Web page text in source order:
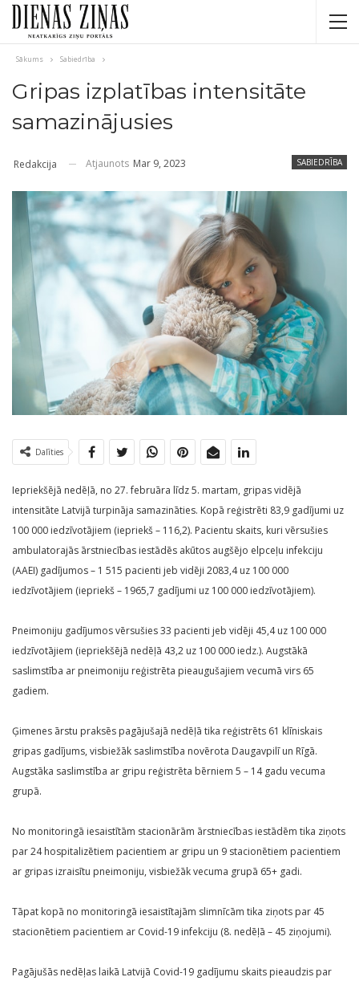
Sākums Sabiedrība
Gripas izplatības intensitāte
samazinājusies
SABIEDRĪBA
Redakcija Atjaunots Mar 9, 2023
Dalīties
Iepriekšējā nedēļā, no 27. februāra līdz 5. martam, gripas vidējā
intensitāte Latvijā turpināja samazināties. Kopā reģistrēti 83,9 gadījumi uz
100 000 iedzīvotājiem (iepriekš – 116,2). Pacientu skaits, kuri vērsušies
ambulatorajās ārstniecības iestādēs akūtos augšējo elpceļu infekciju
(AAEI) gadījumos – 1 515 pacienti jeb vidēji 2083,4 uz 100 000
iedzīvotājiem (iepriekš – 1965,7 gadījumi uz 100 000 iedzīvotājiem).
Pneimoniju gadījumos vērsušies 33 pacienti jeb vidēji 45,4 uz 100 000
iedzīvotājiem (iepriekšējā nedēļā 43,2 uz 100 000 iedz.). Augstākā
saslimstība ar pneimoniju reģistrēta pieaugušajiem vecumā virs 65
gadiem.
Ģimenes ārstu praksēs pagājušajā nedēļā tika reģistrēts 61 klīniskais
gripas gadījums, visbiežāk saslimstība novērota Daugavpilī un Rīgā.
Augstāka saslimstība ar gripu reģistrēta bērniem 5 – 14 gadu vecuma
grupā.
No monitoringā iesaistītām stacionārām ārstniecības iestādēm tika ziņots
par 24 hospitalizētiem pacientiem ar gripu un 9 stacionētiem pacientiem
ar gripas izraisītu pneimoniju, visbiežāk vecuma grupā 65+ gadi.
Tāpat kopā no monitoringā iesaistītajām slimnīcām tika ziņots par 45
stacionētiem pacientiem ar Covid-19 infekciju (8. nedēļā – 45 ziņojumi).
Pagājušās nedēļas laikā Latvijā Covid-19 gadījumu skaits pieaudzis par